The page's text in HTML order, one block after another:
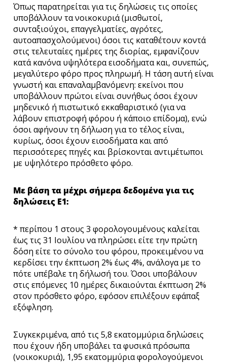
Όπως παρατηρείται για τις δηλώσεις τις οποίες
υποβάλλουν τα νοικοκυριά (μισθωτοί,
συνταξιούχοι, επαγγελματίες, αγρότες,
αυτοαπασχολούμενοι) όσοι τις καταθέτουν κοντά
στις τελευταίες ημέρες της διορίας, εμφανίζουν
κατά κανόνα υψηλότερα εισοδήματα και, συνεπώς,
μεγαλύτερο φόρο προς πληρωμή. Η τάση αυτή είναι
γνωστή και επαναλαμβανόμενη: εκείνοι που
υποβάλλουν πρώτοι είναι συνήθως όσοι έχουν
μηδενικό ή πιστωτικό εκκαθαριστικό (για να
λάβουν επιστροφή φόρου ή κάποιο επίδομα), ενώ
όσοι αφήνουν τη δήλωση για το τέλος είναι,
κυρίως, όσοι έχουν εισοδήματα και από
περισσότερες πηγές και βρίσκονται αντιμέτωποι
με υψηλότερο πρόσθετο φόρο.
Με βάση τα μέχρι σήμερα δεδομένα για τις
δηλώσεις Ε1:
* περίπου 1 στους 3 φορολογουμένους καλείται
έως τις 31 Ιουλίου να πληρώσει είτε την πρώτη
δόση είτε το σύνολο του φόρου, προκειμένου να
κερδίσει την έκπτωση 2% έως 4%, ανάλογα με το
πότε υπέβαλε τη δήλωσή του. Όσοι υποβάλουν
στις επόμενες 10 ημέρες δικαιούνται έκπτωση 2%
στον πρόσθετο φόρο, εφόσον επιλέξουν εφάπαξ
εξόφληση.
Συγκεκριμένα, από τις 5,8 εκατομμύρια δηλώσεις
που έχουν ήδη υποβάλει τα φυσικά πρόσωπα
(νοικοκυριά), 1,95 εκατομμύρια φορολογούμενοι